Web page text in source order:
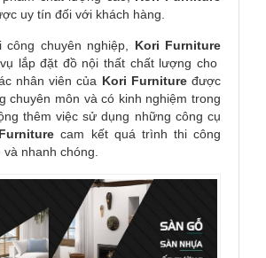
uy tín đối với khách hàng.
chuyên nghiệp, Kori Furniture
lắp đặt đồ nội thất chất lượng cho
nhân viên của Kori Furnituređược
chuyên môn và có kinh nghiệm trong
thêm việc sử dụng những công cụ
Furniturecam kết quá trình thi công
nhanh chóng.